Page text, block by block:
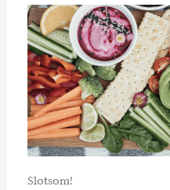
Slotsom!